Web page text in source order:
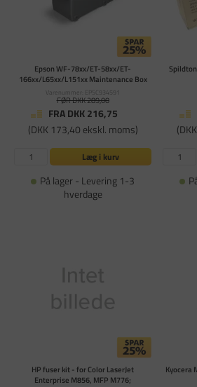
Epson WF-78xx/ET-58xx/ET-
166xx/L65xx/L151xx Maintenance Box
Varenummer: EPSC934591
FØR DKK 289,00
FRA DKK 216,75
(DKK 173,40 ekskl. moms)
Læg i kurv
På lager - Levering 1-3
hverdage
HP fuser kit - for Color LaserJet
Enterprise M856, MFP M776;
Kyocera